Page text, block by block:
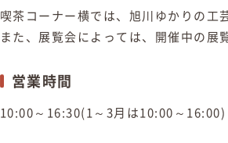
喫茶コーナー横では、旭川ゆかりの工
また、展覧会によっては、開催中の展
営業時間
10:00～16:30(1～3月は10:00～16:00)